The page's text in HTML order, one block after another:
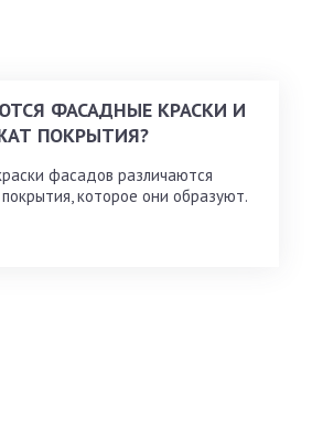
ФАСАДНЫЕ КРАСКИ И
ПОКРЫТИЯ?
фасадов различаются
которое они образуют.